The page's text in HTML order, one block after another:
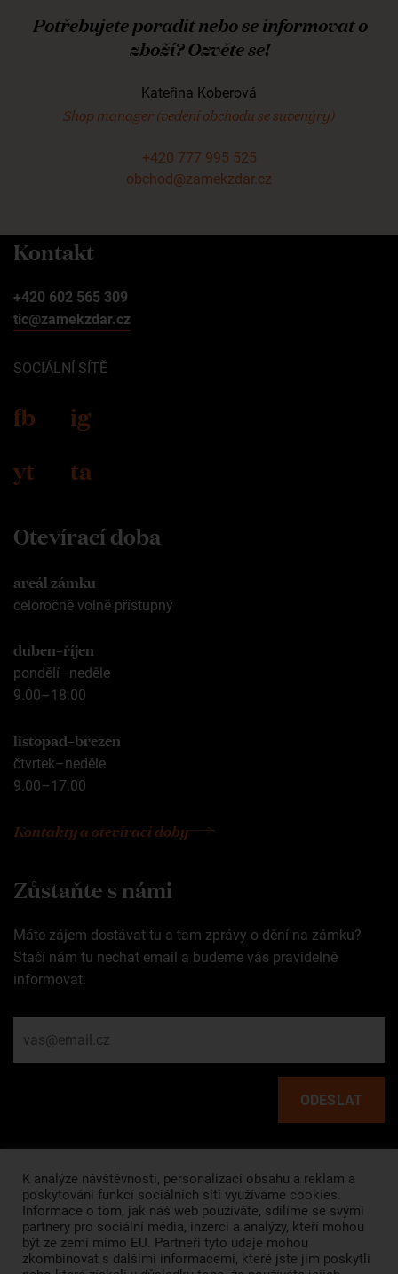
Potřebujete poradit nebo se informovat o
zboží? Ozvěte se!
Kateřina Koberová
Shop manager (vedení obchodu se suvenýry)
+420 777 995 525
obchod@zamekzdar.cz
Kontakt
+420 602 565 309
tic@zamekzdar.cz
SOCIÁLNÍ SÍTĚ
fb
ig
yt
ta
Otevírací doba
areál zámku
celoročně volně přístupný
duben–říjen
pondělí–neděle
9.00–18.00
listopad–březen
čtvrtek–neděle
9.00–17.00
Kontakty a otevírací doby
Zůstaňte s námi
Máte zájem dostávat tu a tam zprávy o dění na zámku?
Stačí nám tu nechat email a budeme vás pravidelně
informovat.
Rychlé odkazy
HLAVNÍ STRÁNKA
O NÁS
K analýze návštěvnosti, personalizaci obsahu a reklam a
poskytování funkcí sociálních sítí využíváme cookies.
Informace o tom, jak náš web používáte, sdílíme se svými
partnery pro sociální média, inzerci a analýzy, kteří mohou
být ze zemí mimo EU. Partneři tyto údaje mohou
zkombinovat s dalšími informacemi, které jste jim poskytli